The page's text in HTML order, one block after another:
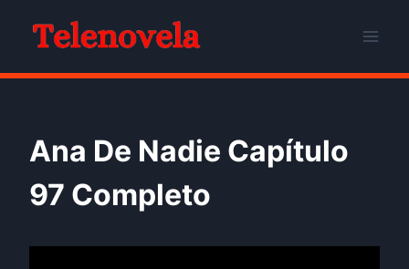
Ana De Nadie Capítulo
97 Completo